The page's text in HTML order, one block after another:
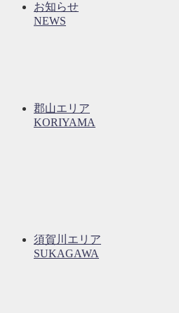
お知らせ
NEWS
郡山エリア
KORIYAMA
須賀川エリア
SUKAGAWA